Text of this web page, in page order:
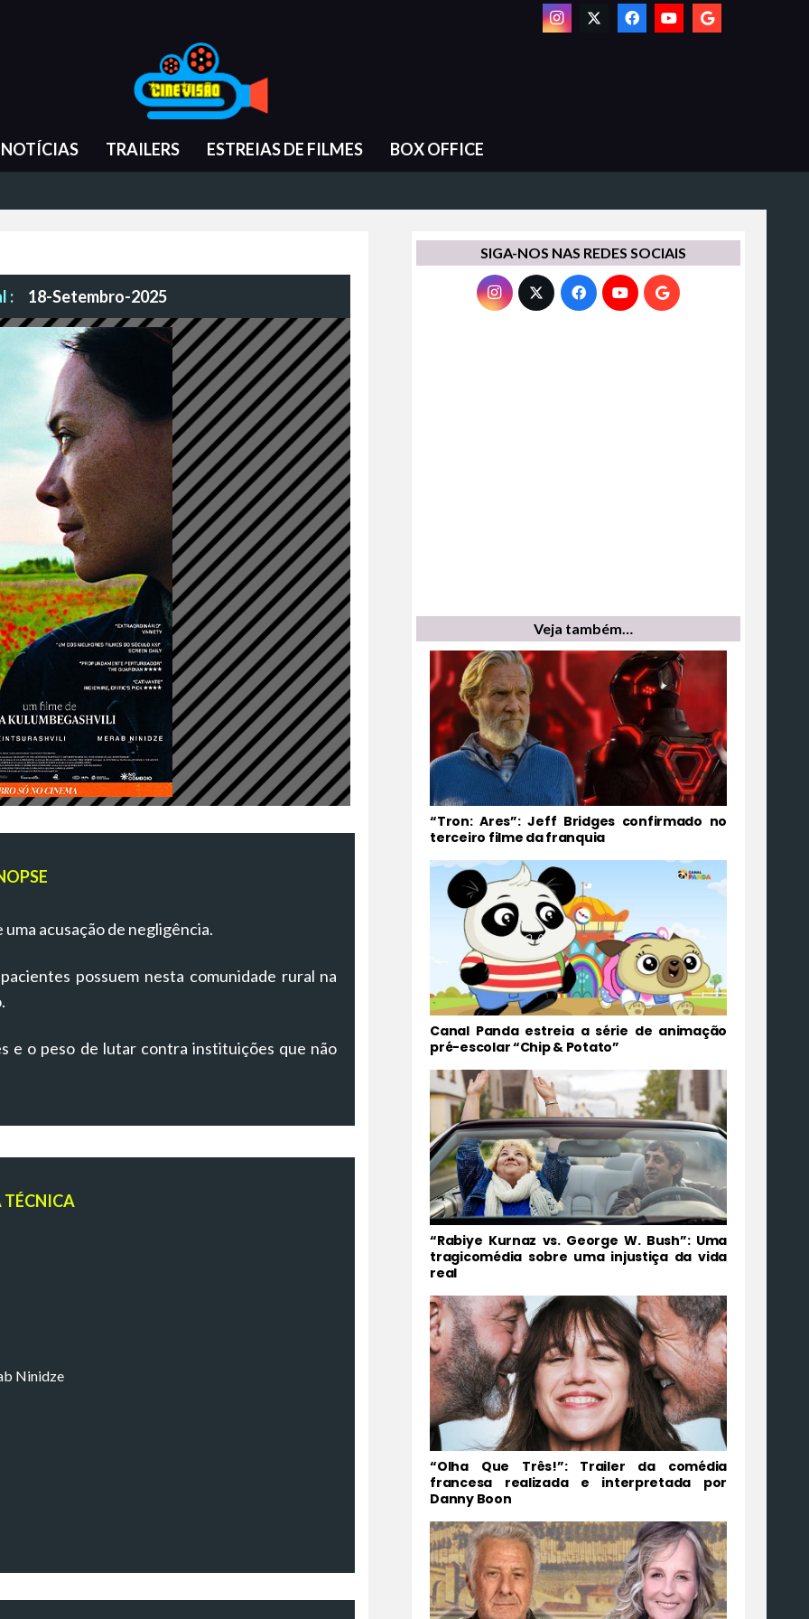
NOTÍCIAS TRAILERS ESTREIAS DE FILMES BOX OFFICE
: 18-Setembro-2025
acusação de negligência.
possuem nesta comunidade rural na
e o peso de lutar contra instituições que não
TÉCNICA
Ninidze
SIGA-NOS NAS REDES SOCIAIS
Veja também…
“Tron: Ares”: Jeff Bridges confirmado no
terceiro filme da franquia
Canal Panda estreia a série de animação
pré-escolar “Chip & Potato”
“Rabiye Kurnaz vs. George W. Bush”: Uma
tragicomédia sobre uma injustiça da vida
real
“Olha Que Três!”: Trailer da comédia
francesa realizada e interpretada por
Danny Boon